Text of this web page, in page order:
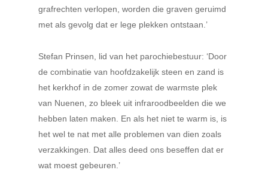
grafrechten verlopen, worden die graven geruimd
met als gevolg dat er lege plekken ontstaan.’
Stefan Prinsen, lid van het parochiebestuur: ‘Door
de combinatie van hoofdzakelijk steen en zand is
het kerkhof in de zomer zowat de warmste plek
van Nuenen, zo bleek uit infraroodbeelden die we
hebben laten maken. En als het niet te warm is, is
het wel te nat met alle problemen van dien zoals
verzakkingen. Dat alles deed ons beseffen dat er
wat moest gebeuren.’